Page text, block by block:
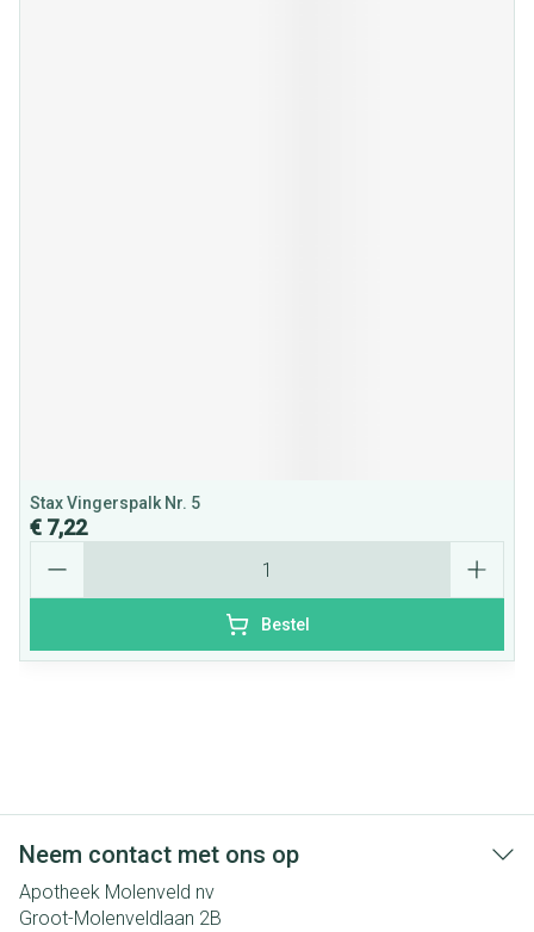
Stax Vingerspalk Nr. 5
€ 7,22
Bestel
Neem contact met ons op
Apotheek Molenveld nv
Groot-Molenveldlaan 2B